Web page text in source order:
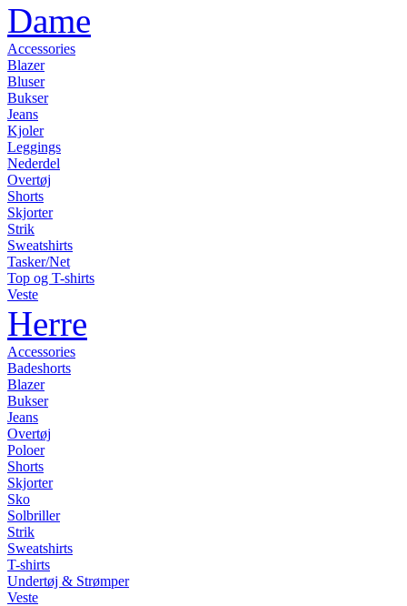
Dame
Accessories
Blazer
Bluser
Bukser
Jeans
Kjoler
Leggings
Nederdel
Overtøj
Shorts
Skjorter
Strik
Sweatshirts
Tasker/Net
Top og T-shirts
Veste
Herre
Accessories
Badeshorts
Blazer
Bukser
Jeans
Overtøj
Poloer
Shorts
Skjorter
Sko
Solbriller
Strik
Sweatshirts
T-shirts
Undertøj & Strømper
Veste